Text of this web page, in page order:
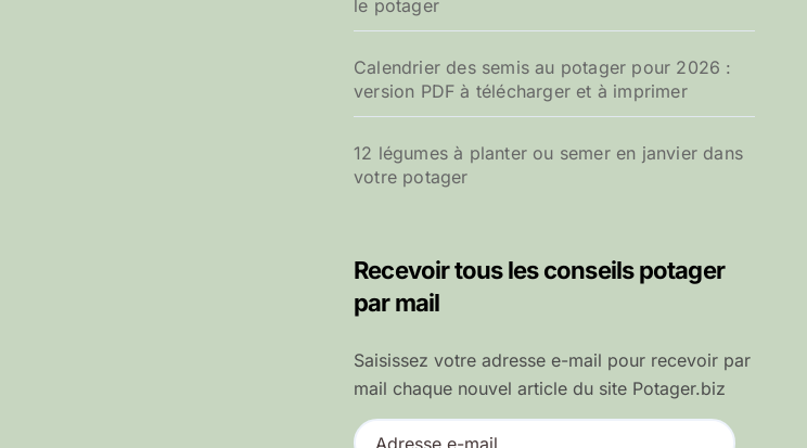
le potager
Calendrier des semis au potager pour 2026 :
version PDF à télécharger et à imprimer
12 légumes à planter ou semer en janvier dans
votre potager
Recevoir tous les conseils potager
par mail
Saisissez votre adresse e-mail pour recevoir par
mail chaque nouvel article du site Potager.biz
A